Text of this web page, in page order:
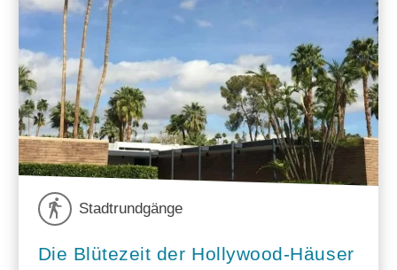
Stadtrundgänge
Die Blütezeit der Hollywood-Häuser